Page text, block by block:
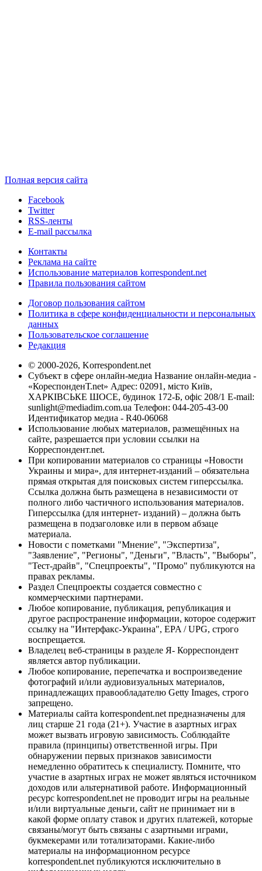
Полная версия сайта
Facebook
Twitter
RSS-ленты
E-mail рассылка
Контакты
Реклама на сайте
Использование материалов korrespondent.net
Правила пользования сайтом
Договор пользования сайтом
Политика в сфере конфиденциальности и персональных
данных
Пользовательское соглашение
Редакция
© 2000-2026, Korrespondent.net
Субъект в сфере онлайн-медиа Название онлайн-медиа -
«КореспонденТ.net» Адрес: 02091, місто Київ,
ХАРКІВСЬКЕ ШОСЕ, будинок 172-Б, офіс 208/1 E-mail:
sunlight@mediadim.com.ua Телефон: 044-205-43-00
Идентификатор медиа - R40-06068
Использование любых материалов, размещённых на
сайте, разрешается при условии ссылки на
Корреспондент.net.
При копировании материалов со страницы «Новости
Украины и мира», для интернет-изданий – обязательна
прямая открытая для поисковых систем гиперссылка.
Ссылка должна быть размещена в независимости от
полного либо частичного использования материалов.
Гиперссылка (для интернет- изданий) – должна быть
размещена в подзаголовке или в первом абзаце
материала.
Новости с пометками "Мнение", "Экспертиза",
"Заявление", "Регионы", "Деньги", "Власть", "Выборы",
"Тест-драйв", "Спецпроекты", "Промо" публикуются на
правах рекламы.
Раздел Спецпроекты создается совместно с
коммерческими партнерами.
Любое копирование, публикация, републикация и
другое распространение информации, которое содержит
ссылку на "Интерфакс-Украина", EPA / UPG, строго
воспрещается.
Владелец веб-страницы в разделе Я- Корреспондент
является автор публикации.
Любое копирование, перепечатка и воспроизведение
фотографий и/или аудиовизуальных материалов,
принадлежащих правообладателю Getty Images, строго
запрещено.
Материалы сайта korrespondent.net предназначены для
лиц старше 21 года (21+). Участие в азартных играх
может вызвать игровую зависимость. Соблюдайте
правила (принципы) ответственной игры. При
обнаружении первых признаков зависимости
немедленно обратитесь к специалисту. Помните, что
участие в азартных играх не может являться источником
доходов или альтернативой работе. Информационный
ресурс korrespondent.net не проводит игры на реальные
и/или виртуальные деньги, сайт не принимает ни в
какой форме оплату ставок и других платежей, которые
связаны/могут быть связаны с азартными играми,
букмекерами или тотализаторами. Какие-либо
материалы на информационном ресурсе
korrespondent.net публикуются исключительно в